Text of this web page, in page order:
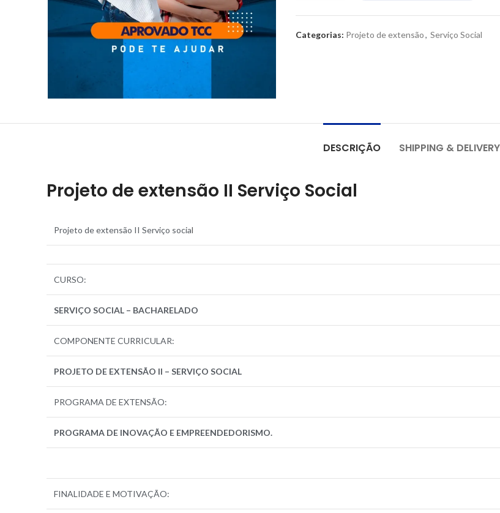
Categorias: Projeto de extensão, Serviço Social
DESCRIÇÃO SHIPPING & DELIVERY
Projeto de extensão II Serviço Social
Projeto de extensão II Serviço social
CURSO:
SERVIÇO SOCIAL – BACHARELADO
COMPONENTE CURRICULAR:
PROJETO DE EXTENSÃO II – SERVIÇO SOCIAL
PROGRAMA DE EXTENSÃO:
PROGRAMA DE INOVAÇÃO E EMPREENDEDORISMO.
FINALIDADE E MOTIVAÇÃO: